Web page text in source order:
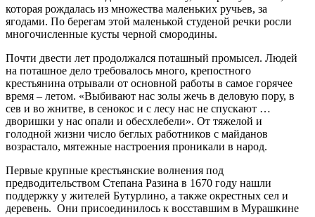
которая рождалась из множества маленьких ручьев, за
ягодами. По берегам этой маленькой студеной речки росли
многочисленные кусты черной смородины.
Почти двести лет продолжался поташный промысел. Людей
на поташное дело требовалось много, крепостного
крестьянина отрывали от основной работы в самое горячее
время – летом. «Выбивают нас золы жечь в деловую пору, в
сев и во жнитве, в сенокос и с лесу нас не спускают …
дворишки у нас опали и обесхлебели». От тяжелой и
голодной жизни число беглых работников с майданов
возрастало, мятежные настроения проникали в народ.
Первые крупные крестьянские волнения под
предводительством Степана Разина в 1670 году нашли
поддержку у жителей Бутурлино, а также окрестных сел и
деревень. Они присоединилось к восставшим в Мурашкине